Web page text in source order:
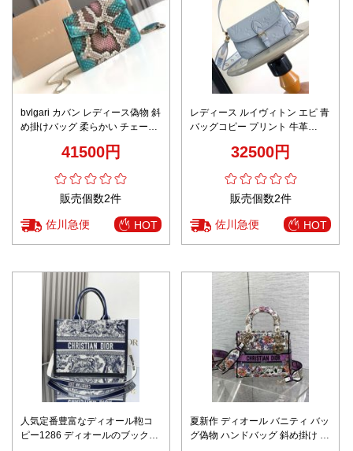
bvlgari カバン レディース偽物 斜
め掛けバッグ 柔らかい チェーン
41500円
販売個数2件
佐川急便 HOT
レディース ルイヴィトン エピ 青
バッグコピー プリント 牛革
32500円
販売個数2件
佐川急便 HOT
人気定番豊富なディオール鞄コ
ピー1286 ディオールのブックト
夏新作 ディオール バニティ バッ
グ偽物 ハンドバッグ 斜め掛け 優